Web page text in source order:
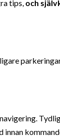
tips, och